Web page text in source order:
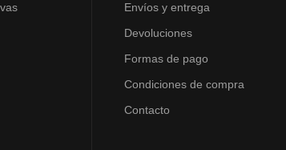
Envíos y entrega
Devoluciones
Formas de pago
Condiciones de compra
Contacto